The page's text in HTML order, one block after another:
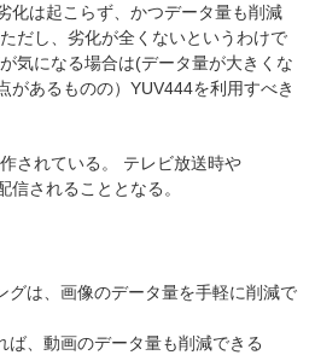
化は起こらず、かつデータ量も削減
だし、劣化が全くないというわけで
気になる場合は(データ量が大きくな
があるものの）YUV444を利用すべき
されている。 テレビ放送時や
信されることとなる。
グは、画像のデータ量を手軽に削減で
ば、動画のデータ量も削減できる